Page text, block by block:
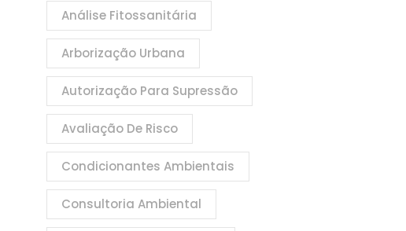
Análise Fitossanitária
Arborização Urbana
Autorização Para Supressão
Avaliação De Risco
Condicionantes Ambientais
Consultoria Ambiental